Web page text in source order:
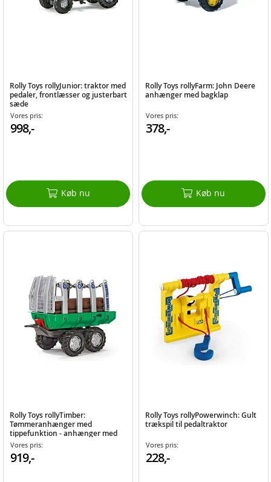
Rolly Toys rollyJunior: traktor med
pedaler, frontlæsser og justerbart
sæde
Vores pris:
998,-
Køb nu
Rolly Toys rollyFarm: John Deere
anhænger med bagklap
Vores pris:
378,-
Køb nu
Rolly Toys rollyTimber:
Tømmeranhænger med
tippefunktion - anhænger med
tømmer til pedaltraktor
Vores pris:
919,-
Rolly Toys rollyPowerwinch: Gult
trækspil til pedaltraktor
Vores pris:
228,-